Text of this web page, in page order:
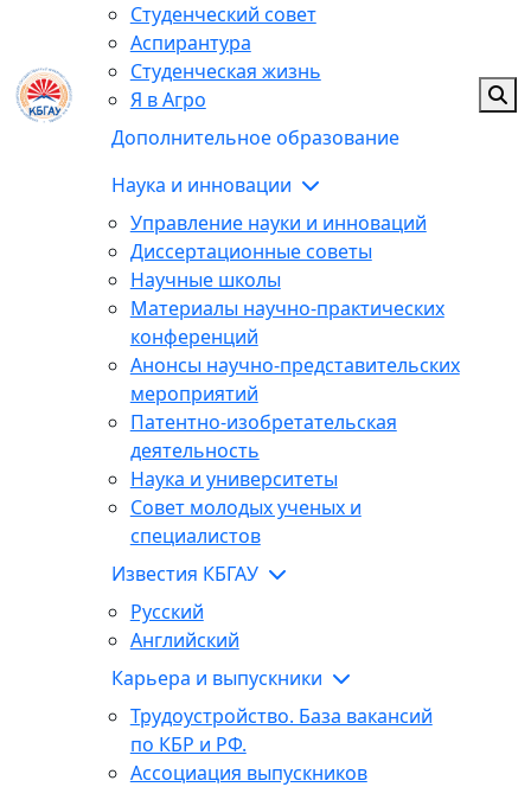
Студенческий совет
Аспирантура
Студенческая жизнь
Я в Агро
Дополнительное образование
Наука и инновации
Управление науки и инноваций
Диссертационные советы
Научные школы
Материалы научно-практических
конференций
Анонсы научно-представительских
мероприятий
Патентно-изобретательская
деятельность
Наука и университеты
Совет молодых ученых и
специалистов
Известия КБГАУ
Русский
Английский
Карьера и выпускники
Трудоустройство. База вакансий
по КБР и РФ.
Ассоциация выпускников